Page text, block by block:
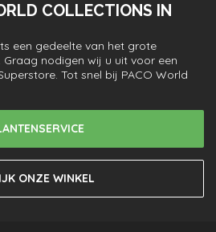
COLLECTIONS IN
een gedeelte van het grote
nodigen wij u uit voor een
Tot snel bij PACO World
ONZE WINKEL